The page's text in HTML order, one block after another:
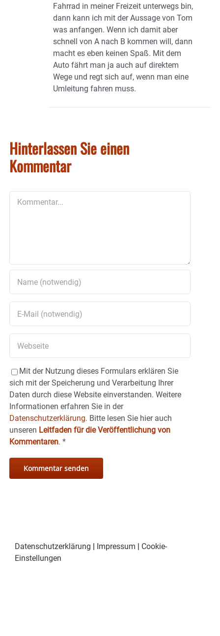
Fahrrad in meiner Freizeit unterwegs bin,
dann kann ich mit der Aussage von Tom
was anfangen. Wenn ich damit aber
schnell von A nach B kommen will, dann
macht es eben keinen Spaß. Mit dem
Auto fährt man ja auch auf direktem
Wege und regt sich auf, wenn man eine
Umleitung fahren muss.
Hinterlassen Sie einen
Kommentar
Mit der Nutzung dieses Formulars erklären Sie
sich mit der Speicherung und Verarbeitung Ihrer
Daten durch diese Website einverstanden. Weitere
Informationen erfahren Sie in der
Datenschutzerklärung. Bitte lesen Sie hier auch
unseren Leitfaden für die Veröffentlichung von
Kommentaren. *
Datenschutzerklärung Impressum
Cookie-
Einstellungen